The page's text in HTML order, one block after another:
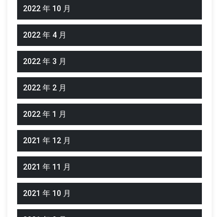
2022 年 10 月
2022 年 4 月
2022 年 3 月
2022 年 2 月
2022 年 1 月
2021 年 12 月
2021 年 11 月
2021 年 10 月